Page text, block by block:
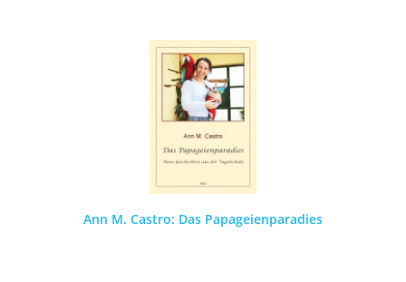
Ann M. Castro: Das Papageienparadies